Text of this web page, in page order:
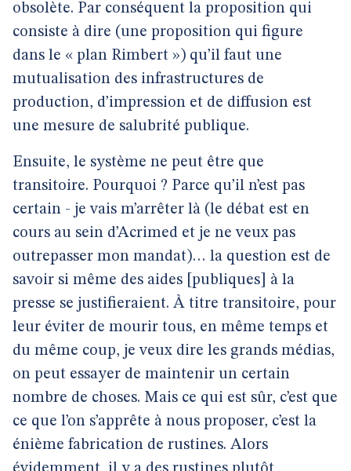
obsolète. Par conséquent la proposition qui
consiste à dire (une proposition qui figure
dans le « plan Rimbert ») qu’il faut une
mutualisation des infrastructures de
production, d’impression et de diffusion est
une mesure de salubrité publique.
Ensuite, le système ne peut être que
transitoire. Pourquoi ? Parce qu’il n’est pas
certain - je vais m’arrêter là (le débat est en
cours au sein d’Acrimed et je ne veux pas
outrepasser mon mandat)… la question est de
savoir si même des aides [publiques] à la
presse se justifieraient. À titre transitoire, pour
leur éviter de mourir tous, en même temps et
du même coup, je veux dire les grands médias,
on peut essayer de maintenir un certain
nombre de choses. Mais ce qui est sûr, c’est que
ce que l’on s’apprête à nous proposer, c’est la
énième fabrication de rustines. Alors